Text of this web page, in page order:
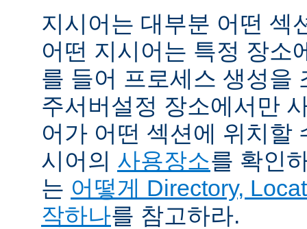
지시어는 대부분 어떤 섹
어떤 지시어는 특정 장소
를 들어 프로세스 생성을
주서버설정 장소에서만
어가 어떤 섹션에 위치할
시어의 사용장소를 확인
는 어떻게 Directory,
작하나를 참고하라.